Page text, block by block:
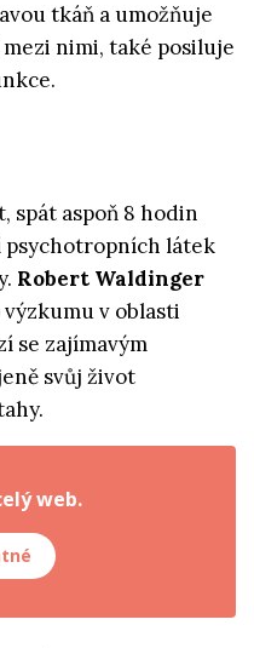
tkáň a umožňuje
nimi, také posiluje
spát aspoň 8 hodin
psychotropních látek
Robert Waldinger
v oblasti
se zajímavým
svůj život
web.